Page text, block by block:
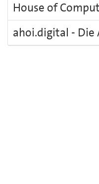
House of
ahoi.digital - Die